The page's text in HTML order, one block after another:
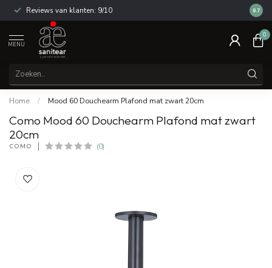
Reviews van klanten: 9/10 14
8.7
MENU
0
Home / Mood 60 Douchearm Plafond mat zwart 20cm
Como Mood 60 Douchearm Plafond mat zwart
20cm
COMO (0)